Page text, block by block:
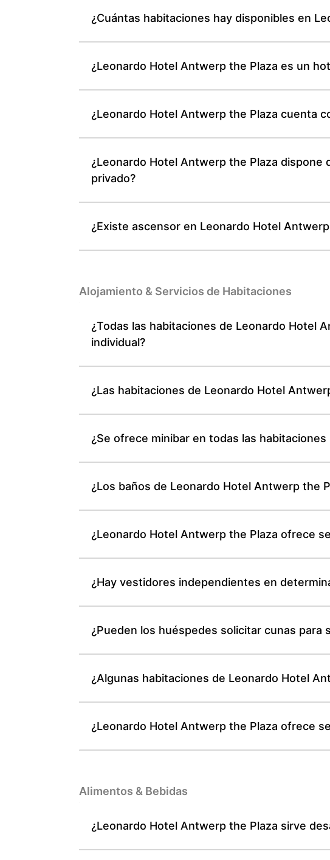
¿Cuántas habitaciones hay disponibles en
¿Leonardo Hotel Antwerp the Plaza es un
¿Leonardo Hotel Antwerp the Plaza cuenta
¿Leonardo Hotel Antwerp the Plaza
privado?
¿Existe ascensor en Leonardo Hotel
Alojamiento & Servicios de Habitaciones
¿Todas las habitaciones de Leonardo Hotel
individual?
¿Las habitaciones de Leonardo Hotel
¿Se ofrece minibar en todas las
¿Los baños de Leonardo Hotel Antwerp the
¿Leonardo Hotel Antwerp the Plaza ofrece
¿Hay vestidores independientes en
¿Pueden los huéspedes solicitar cunas
¿Algunas habitaciones de Leonardo Hotel
¿Leonardo Hotel Antwerp the Plaza ofrece
Alimentos & Bebidas
¿Leonardo Hotel Antwerp the Plaza sirve